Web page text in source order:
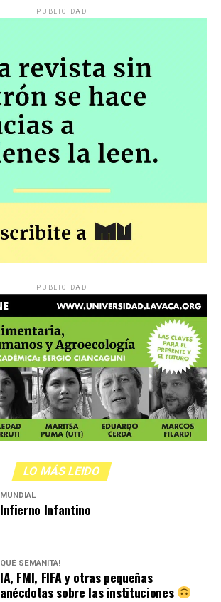
PUBLICIDAD
PUBLICIDAD
LO MÁS LEIDO
MUNDIAL
Infierno Infantino
QUÉ SEMANITA!
IA, FMI, FIFA y otras pequeñas
anécdotas sobre las instituciones